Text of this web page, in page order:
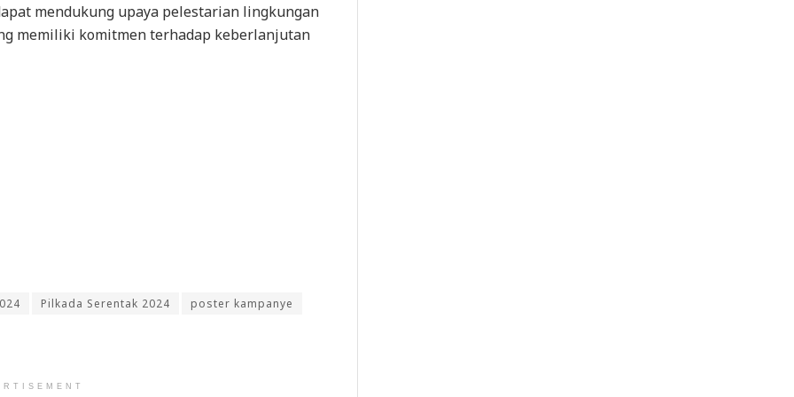
mendukung upaya pelestarian lingkungan
memiliki komitmen terhadap keberlanjutan
Pilkada Serentak 2024
poster kampanye